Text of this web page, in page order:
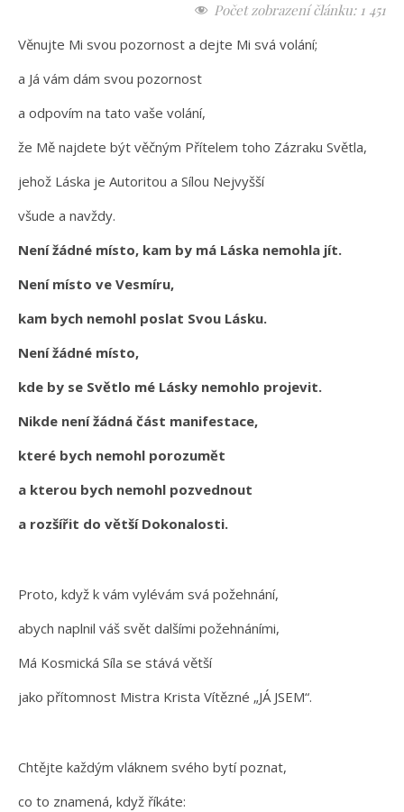
Počet zobrazení článku: 1 451
Věnujte Mi svou pozornost a dejte Mi svá volání;
a Já vám dám svou pozornost
a odpovím na tato vaše volání,
že Mě najdete být věčným Přítelem toho Zázraku Světla,
jehož Láska je Autoritou a Sílou Nejvyšší
všude a navždy.
Není žádné místo, kam by má Láska nemohla jít.
Není místo ve Vesmíru,
kam bych nemohl poslat Svou Lásku.
Není žádné místo,
kde by se Světlo mé Lásky nemohlo projevit.
Nikde není žádná část manifestace,
které bych nemohl porozumět
a kterou bych nemohl pozvednout
a rozšířit do větší Dokonalosti.
Proto, když k vám vylévám svá požehnání,
abych naplnil váš svět dalšími požehnáními,
Má Kosmická Síla se stává větší
jako přítomnost Mistra Krista Vítězné „JÁ JSEM“.
Chtějte každým vláknem svého bytí poznat,
co to znamená, když říkáte: